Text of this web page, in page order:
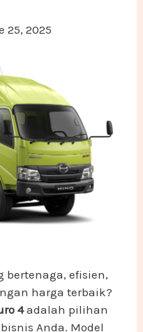
25, 2025
bertenaga, efisien,
harga terbaik?
4adalah pilihan
Anda. Model